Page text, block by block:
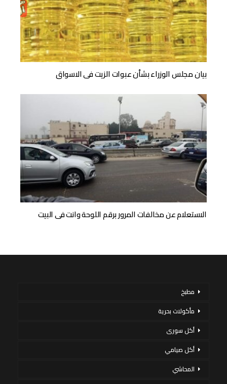
بيان مجلس الوزراء بشأن عبوات الزيت فى الاسواق
الاستعلام عن مخالفات المرور برقم اللوحة وانت فى البيت
مطبخ
مأكولات بحرية
أكل سورى
أكل صيامي
المحاشي